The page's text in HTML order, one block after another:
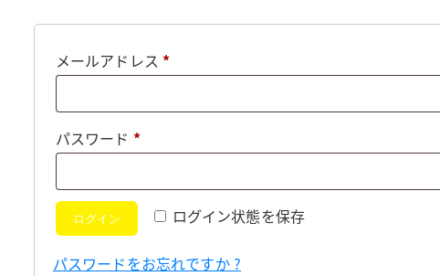
メールアドレス *必
パスワード *必
ログイン状態を保存
ログイン
パスワードをお忘れですか ?